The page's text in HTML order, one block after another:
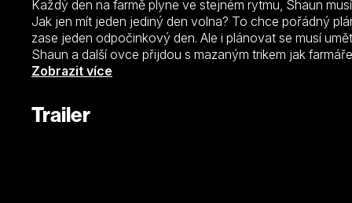
Každý den na farmě plyne ve stejném rytmu, Shaun
Jak jen mít jeden jediný den volna? To chce pořádný
zase jeden odpočinkový den. Ale i plánovat se musí
Shaun a další ovce přijdou s mazaným trikem jak
ohradu, farmář počítá, počítá a počítá své ovečky, až
pes Bitzer zjistí, co ovce udělaly, celý plán končí. Blitzer
karavan se uvolní a přes všechny překážky vyjede ven
Zobrazit více
Trailer